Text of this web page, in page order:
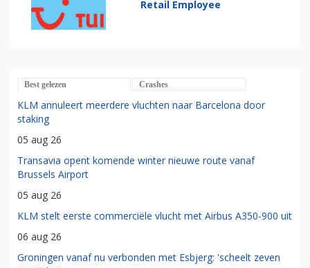
Retail Employee
Best gelezen Crashes
KLM annuleert meerdere vluchten naar Barcelona door
staking
05 aug 26
Transavia opent komende winter nieuwe route vanaf
Brussels Airport
05 aug 26
KLM stelt eerste commerciële vlucht met Airbus A350-900 uit
06 aug 26
Groningen vanaf nu verbonden met Esbjerg: 'scheelt zeven